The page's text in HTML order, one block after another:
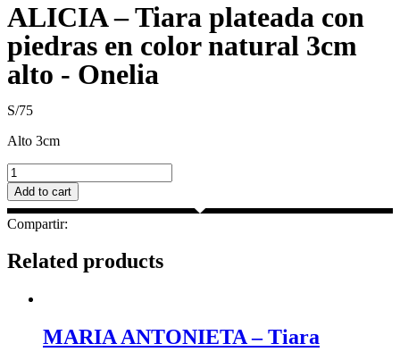
ALICIA – Tiara plateada con
piedras en color natural 3cm
alto - Onelia
S/75
Alto 3cm
ALICIA
–
Tiara
plateada
piedras
en
natural
Add to cart
Compartir:
Related products
MARIA ANTONIETA – Tiara